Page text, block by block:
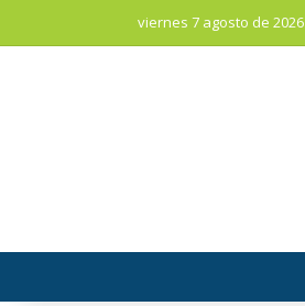
viernes 7 agosto de 2026